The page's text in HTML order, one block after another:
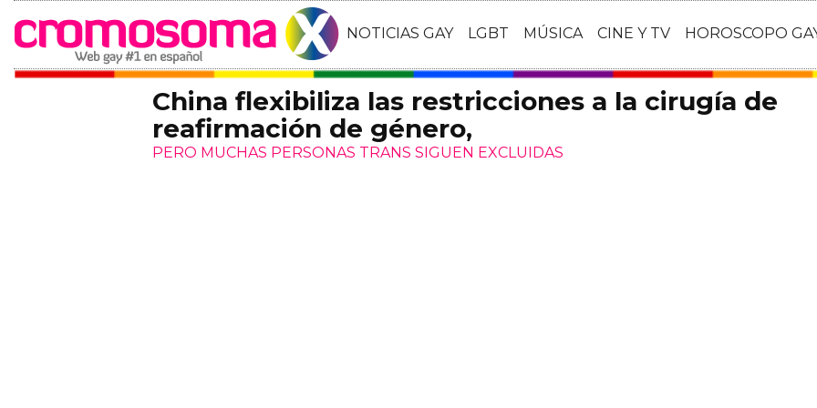
NOTICIAS GAY LGBT MÚSICA CINE Y TV HOROSCOPO
China flexibiliza las restricciones a la cirugía de
reafirmación de género,
PERO MUCHAS PERSONAS TRANS SIGUEN EXCLUIDAS